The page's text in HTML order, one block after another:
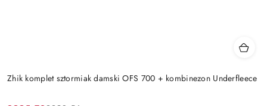
Zhik komplet sztormiak damski OFS 700 + kombinezon Underfleece